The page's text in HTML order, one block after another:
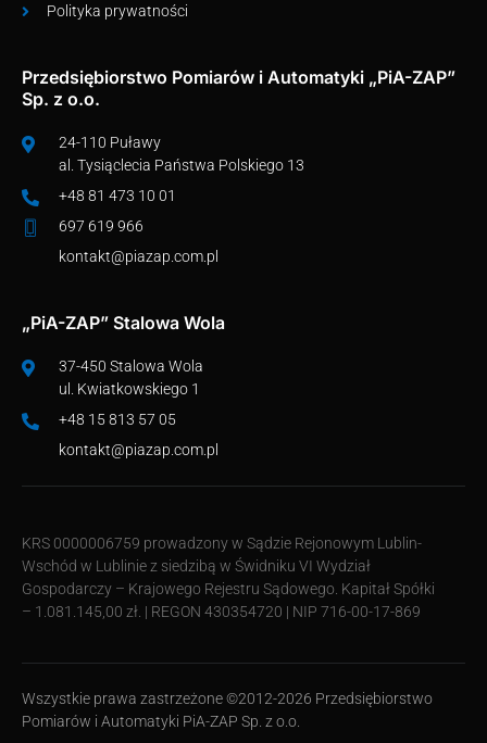
Polityka prywatności
Przedsiębiorstwo Pomiarów i Automatyki „PiA-ZAP”
Sp. z o.o.
24-110 Puławy
al. Tysiąclecia Państwa Polskiego 13
+48 81 473 10 01
697 619 966
kontakt@piazap.com.pl
„PiA-ZAP” Stalowa Wola
37-450 Stalowa Wola
ul. Kwiatkowskiego 1
+48 15 813 57 05
kontakt@piazap.com.pl
KRS 0000006759 prowadzony w Sądzie Rejonowym Lublin-
Wschód w Lublinie z siedzibą w Świdniku VI Wydział
Gospodarczy – Krajowego Rejestru Sądowego. Kapitał Spółki
– 1.081.145,00 zł. | REGON 430354720 | NIP 716-00-17-869
Wszystkie prawa zastrzeżone ©2012-2026 Przedsiębiorstwo
Pomiarów i Automatyki PiA-ZAP Sp. z o.o.